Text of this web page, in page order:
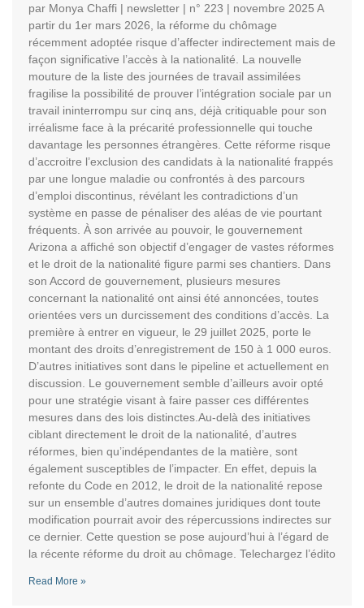
par Monya Chaffi | newsletter | n° 223 | novembre 2025 A
partir du 1er mars 2026, la réforme du chômage
récemment adoptée risque d’affecter indirectement mais de
façon significative l’accès à la nationalité. La nouvelle
mouture de la liste des journées de travail assimilées
fragilise la possibilité de prouver l’intégration sociale par un
travail ininterrompu sur cinq ans, déjà critiquable pour son
irréalisme face à la précarité professionnelle qui touche
davantage les personnes étrangères. Cette réforme risque
d’accroitre l’exclusion des candidats à la nationalité frappés
par une longue maladie ou confrontés à des parcours
d’emploi discontinus, révélant les contradictions d’un
système en passe de pénaliser des aléas de vie pourtant
fréquents. À son arrivée au pouvoir, le gouvernement
Arizona a affiché son objectif d’engager de vastes réformes
et le droit de la nationalité figure parmi ses chantiers. Dans
son Accord de gouvernement, plusieurs mesures
concernant la nationalité ont ainsi été annoncées, toutes
orientées vers un durcissement des conditions d’accès. La
première à entrer en vigueur, le 29 juillet 2025, porte le
montant des droits d’enregistrement de 150 à 1 000 euros.
D’autres initiatives sont dans le pipeline et actuellement en
discussion. Le gouvernement semble d’ailleurs avoir opté
pour une stratégie visant à faire passer ces différentes
mesures dans des lois distinctes.Au-delà des initiatives
ciblant directement le droit de la nationalité, d’autres
réformes, bien qu’indépendantes de la matière, sont
également susceptibles de l’impacter. En effet, depuis la
refonte du Code en 2012, le droit de la nationalité repose
sur un ensemble d’autres domaines juridiques dont toute
modification pourrait avoir des répercussions indirectes sur
ce dernier. Cette question se pose aujourd’hui à l’égard de
la récente réforme du droit au chômage. Telechargez l’édito
Read More »